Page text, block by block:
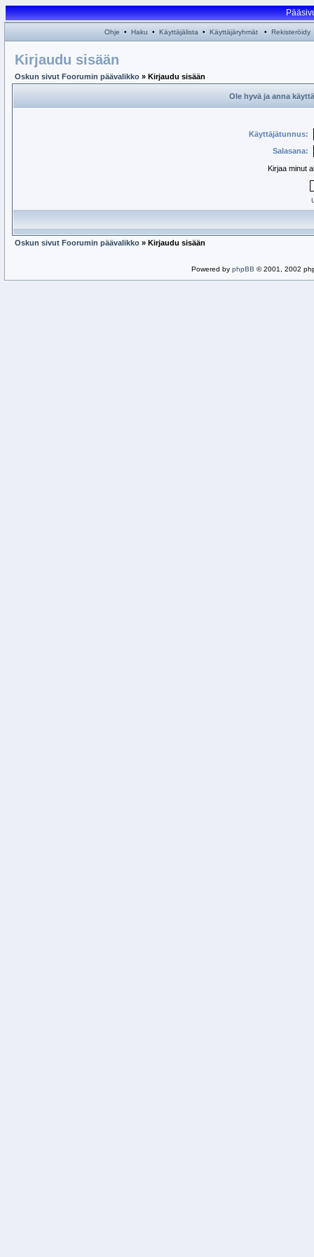
Ohje • Haku • Käyttäjälista • Käyttäjäryhmät• Rekisteröidy
Kirjaudu sisään
Oskun sivut Foorumin päävalikko » Kirjaudu sisään
Ole hyvä ja anna
Käyttäjätunnus:
Salasana:
Kirjaa minut
Oskun sivut Foorumin päävalikko » Kirjaudu sisään
Powered by phpBB © 2001, 2002